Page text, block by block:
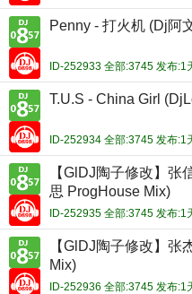
Penny - 打火机 (Dj阿
ID-252933 全部:3745 发布:1
T.U.S - China Girl
ID-252934 全部:3745 发布:1
【GlDJ陶子修改】张
思 ProgHouse Mix)
ID-252935 全部:3745 发布:1
【GlDJ陶子修改】张
Mix)
ID-252936 全部:3745 发布:1